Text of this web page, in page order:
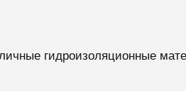
гидроизоляционные